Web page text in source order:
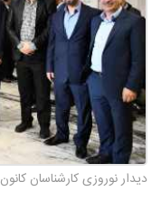
دیدار نوروزی کارشناسان کانون ۱۴۰۴